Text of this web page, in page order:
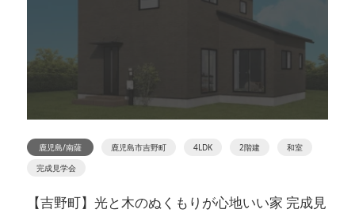
鹿児島/南薩 鹿児島市吉野町 4LDK 2階建
和室
完成見学会
【吉野町】光と木のぬくもりが心地いい家 完成見